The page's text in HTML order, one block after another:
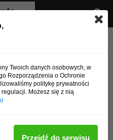
edytor
Twoich danych osobowych, w
Rozporządzenia o Ochronie
politykę prywatności
Możesz się z nią
Przejdź do serwisu